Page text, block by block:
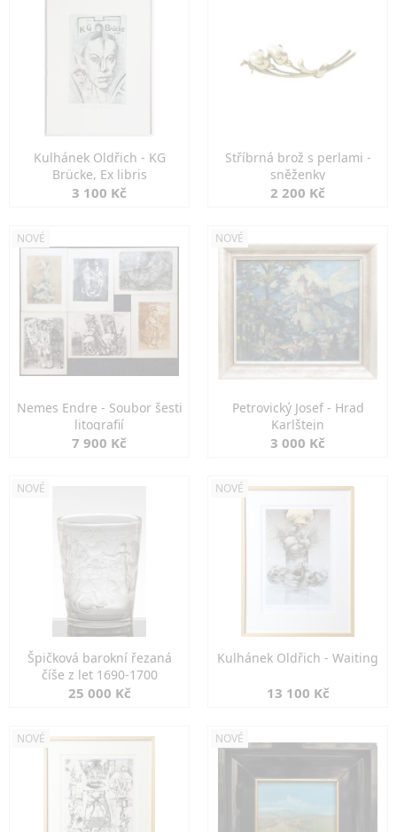
Kulhánek Oldřich - KG
Brücke, Ex libris
3 100 Kč
Stříbrná brož s perlami -
sněženky
2 200 Kč
NOVÉ
Nemes Endre - Soubor šesti
litografií
7 900 Kč
NOVÉ
Petrovický Josef - Hrad
Karlštejn
3 000 Kč
NOVÉ
Špičková barokní řezaná
číše z let 1690-1700
25 000 Kč
NOVÉ
Kulhánek Oldřich - Waiting
13 100 Kč
NOVÉ NOVÉ